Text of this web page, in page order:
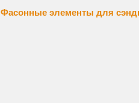
Фасонные элементы для